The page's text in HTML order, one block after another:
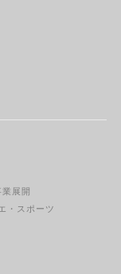
展開
・スポーツ